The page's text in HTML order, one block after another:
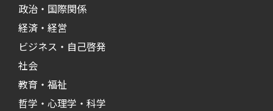
政治・国際関係
経済・経営
ビジネス・自己啓発
社会
教育・福祉
哲学・心理学・科学